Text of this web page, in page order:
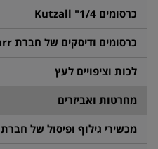
כרסומים 1/4" Kutzall
כרסומים ודיסקים של חברת Saburr-ארה"ב
לכות וציפויים לעץ
מחרטות ואביזרים
מכשירי גילוף ופיסול של חברת Combo-מרוסיה